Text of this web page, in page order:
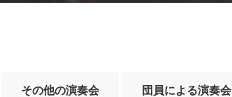
その他の演奏会 団員による演奏会